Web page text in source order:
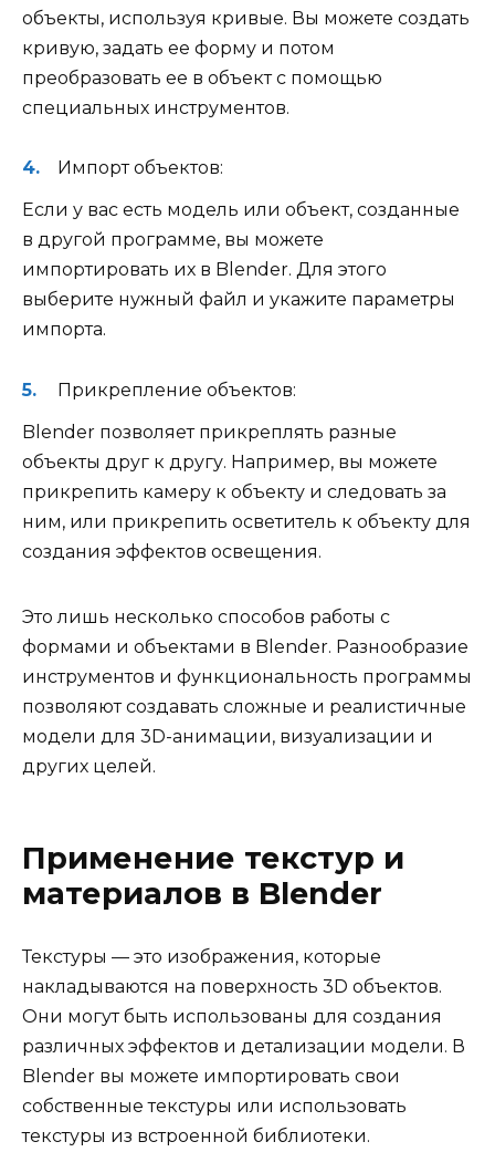
объекты, используя кривые. Вы можете создать
кривую, задать ее форму и потом
преобразовать ее в объект с помощью
специальных инструментов.
Импорт объектов:
Если у вас есть модель или объект, созданные
в другой программе, вы можете
импортировать их в Blender. Для этого
выберите нужный файл и укажите параметры
импорта.
Прикрепление объектов:
Blender позволяет прикреплять разные
объекты друг к другу. Например, вы можете
прикрепить камеру к объекту и следовать за
ним, или прикрепить осветитель к объекту для
создания эффектов освещения.
Это лишь несколько способов работы с
формами и объектами в Blender. Разнообразие
инструментов и функциональность программы
позволяют создавать сложные и реалистичные
модели для 3D-анимации, визуализации и
других целей.
Применение текстур и
материалов в Blender
Текстуры — это изображения, которые
накладываются на поверхность 3D объектов.
Они могут быть использованы для создания
различных эффектов и детализации модели. В
Blender вы можете импортировать свои
собственные текстуры или использовать
текстуры из встроенной библиотеки.